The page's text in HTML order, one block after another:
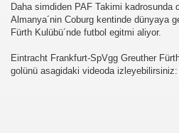
Daha simdiden PAF Takimi kadrosunda
Almanya´nin Coburg kentinde dünyaya
Fürth Kulübü´nde futbol egitmi aliyor.
Eintracht Frankfurt-SpVgg Greuther
golünü asagidaki videoda izleyebilirsiniz: